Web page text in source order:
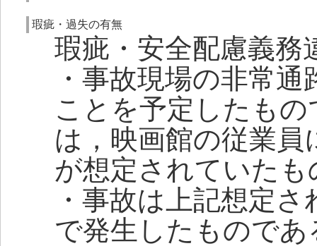
瑕疵・過失の有無
瑕疵・安全配慮義務
・事故現場の非常
ことを予定したも
は，映画館の従業
が想定されていた
・事故は上記想定
で発生したものであ